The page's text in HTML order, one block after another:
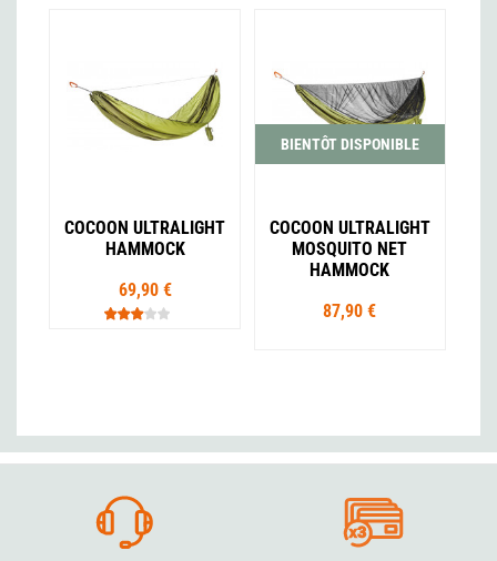
COCOON ULTRALIGHT
HAMMOCK
69,90 €
BIENTÔT DISPONIBLE
COCOON ULTRALIGHT
MOSQUITO NET
HAMMOCK
87,90 €